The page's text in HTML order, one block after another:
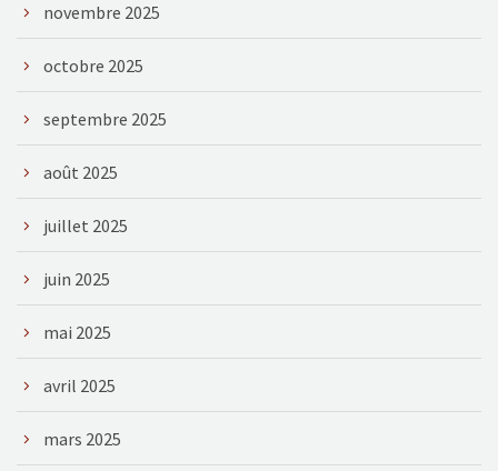
novembre 2025
octobre 2025
septembre 2025
août 2025
juillet 2025
juin 2025
mai 2025
avril 2025
mars 2025